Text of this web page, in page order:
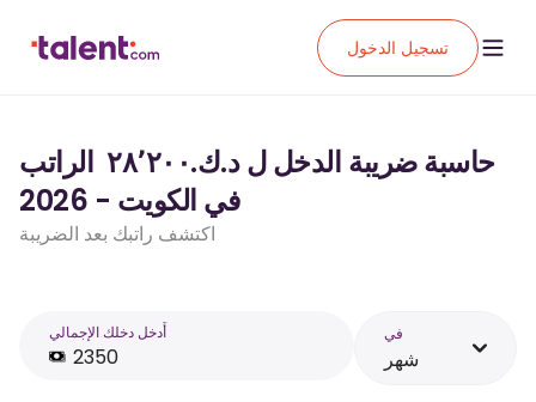
تسجيل الدخول
حاسبة ضريبة الدخل ل د.ك.‏٢٨٬٢٠٠ ‏ الراتب
في الكويت - 2026
اكتشف راتبك بعد الضريبة
أَدخل دخلك الإجمالي في
شهر